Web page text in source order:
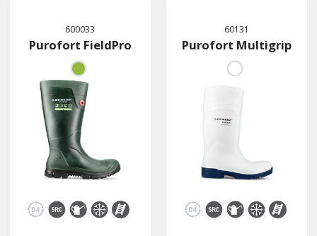
600033
Purofort FieldPro
60131
Purofort Multigrip